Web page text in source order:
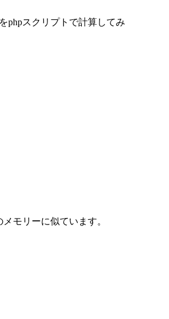
phpスクリプトで計算してみ
モリーに似ています。